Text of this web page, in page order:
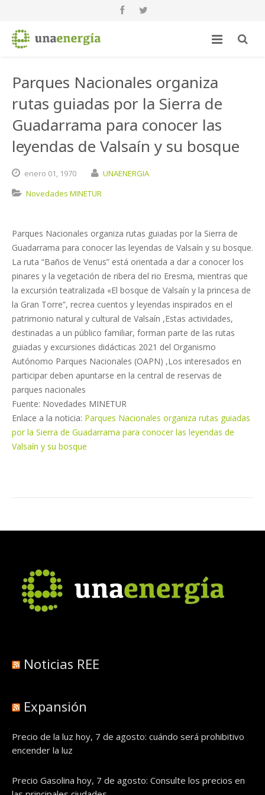
Parques Nacionales organiza
rutas guiadas por la Sierra de
Guadarrama para conocer las
leyendas de Valsaín y su bosque
enero 01, 1970
UNAENERGIA
Novedades MINETUR
Parques Nacionales organiza rutas guiadas por la Sierra de
Guadarrama para conocer las leyendas de Valsaín y su bosque.
La ruta “Baños de Venus” está orientada a dar a conocer los
pinares y la vegetación de ribera del rio Eresma, mientras que
la excursión teatralizada «El bosque de Valsaín y la princesa de
la Gran Torre”, recrea cuentos y leyendas inspirados en el
patrimonio natural y cultural de Valsaín ,Estas actividades,
destinadas a un público familiar, forman parte de las rutas
guiadas y excursiones didácticas 2021 del Organismo
Autónomo Parques Nacionales (OAPN) ,Los interesados en
participar deben apuntarse en la central de reservas de
parques nacionales
Fuente: Novedades MINETUR
Enlace a la noticia: Parques Nacionales organiza rutas guiadas
por la Sierra de Guadarrama para conocer las leyendas de
Valsaín y su bosque
Noticias REE
Expansión
Precio de la luz hoy, 7 de agosto: cuándo será prohibitivo
encender la luz
Precio Gasolina hoy, 7 de agosto: Consulte los precios en